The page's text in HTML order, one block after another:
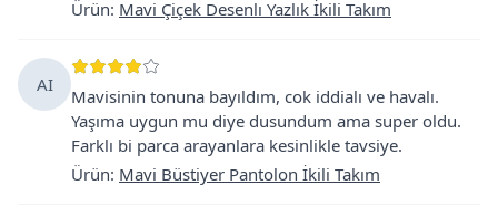
Ürün: Mavi Çiçek Desenlı Yazlık İkili Takım
AI
Mavisinin tonuna bayıldım, cok iddialı ve havalı.
Yaşıma uygun mu diye dusundum ama super oldu.
Farklı bi parca arayanlara kesinlikle tavsiye.
Ürün: Mavi Büstiyer Pantolon İkili Takım